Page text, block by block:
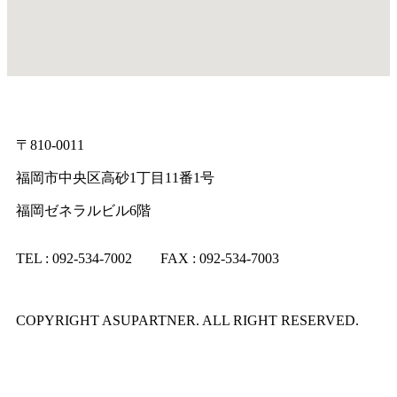
〒810-0011
福岡市中央区高砂1丁目11番1号
福岡ゼネラルビル6階
TEL : 092-534-7002 FAX : 092-534-7003
COPYRIGHT ASUPARTNER. ALL RIGHT RESERVED.